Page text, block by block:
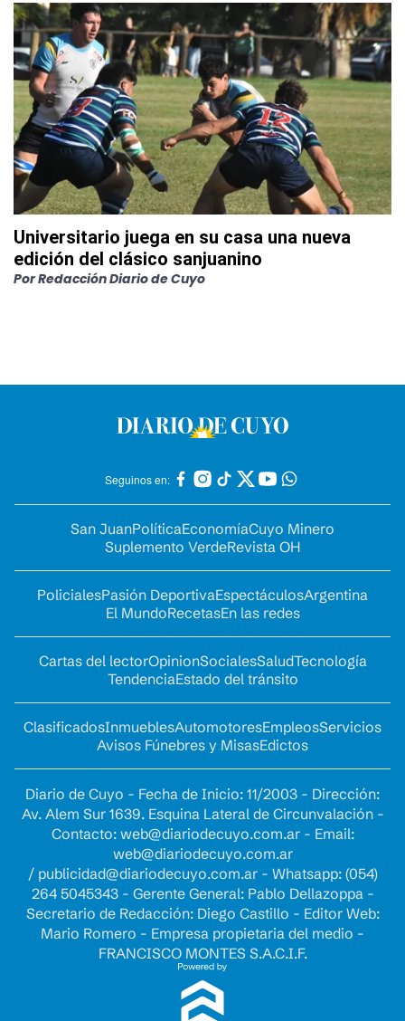
Universitario juega en su casa una nueva
edición del clásico sanjuanino
PorRedacción Diario de Cuyo
Seguinos en:
San JuanPolíticaEconomíaCuyo Minero
Suplemento VerdeRevista OH
PolicialesPasión DeportivaEspectáculosArgentina
El MundoRecetasEn las redes
Cartas del lectorOpinionSocialesSaludTecnología
TendenciaEstado del tránsito
ClasificadosInmueblesAutomotoresEmpleosServicios
Avisos Fúnebres y MisasEdictos
Diario de Cuyo - Fecha de Inicio: 11/2003 - Dirección:
Av. Alem Sur 1639. Esquina Lateral de Circunvalación -
Contacto: web@diariodecuyo.com.ar- Email:
web@diariodecuyo.com.ar
/ publicidad@diariodecuyo.com.ar- Whatsapp: (054)
264 5045343 - Gerente General: Pablo Dellazoppa -
Secretario de Redacción: Diego Castillo - Editor Web:
Mario Romero - Empresa propietaria del medio -
FRANCISCO MONTES S.A.C.I.F.